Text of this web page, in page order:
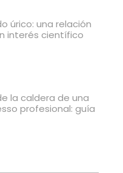
úrico: una relación
interés científico
la caldera de una
profesional: guía